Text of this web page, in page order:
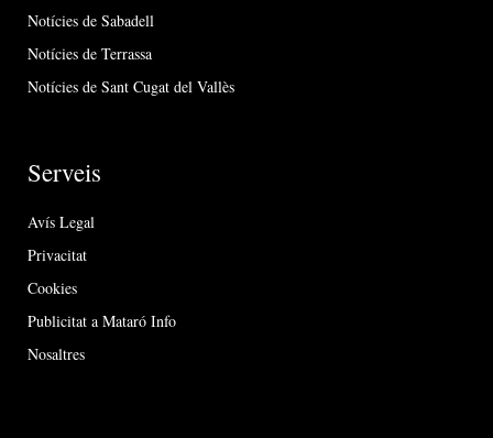
Notícies de Sabadell
Notícies de Terrassa
Notícies de Sant Cugat del Vallès
Serveis
Avís Legal
Privacitat
Cookies
Publicitat a Mataró Info
Nosaltres